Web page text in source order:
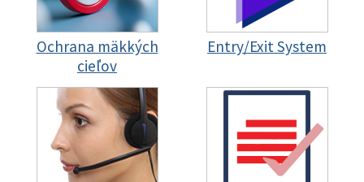
Ochrana mäkkých
cieľov
Entry/Exit System